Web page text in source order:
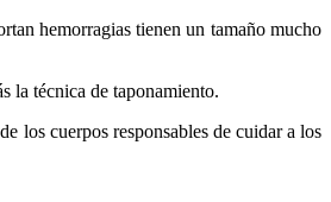
hemorragias tienen un tamaño mucho
la técnica de taponamiento.
los cuerpos responsables de cuidar a los